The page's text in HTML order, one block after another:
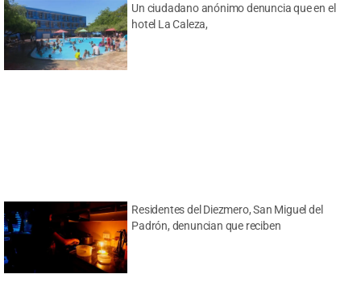
Un ciudadano anónimo denuncia que en el
hotel La Caleza,
Residentes del Diezmero, San Miguel del
Padrón, denuncian que reciben